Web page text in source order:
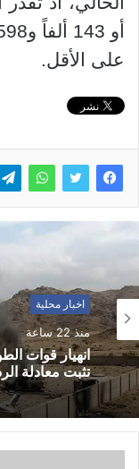
على الأقل.
اخبار محلية
منذ 22 ساعة
انهيار قوات
تثبت معادلة